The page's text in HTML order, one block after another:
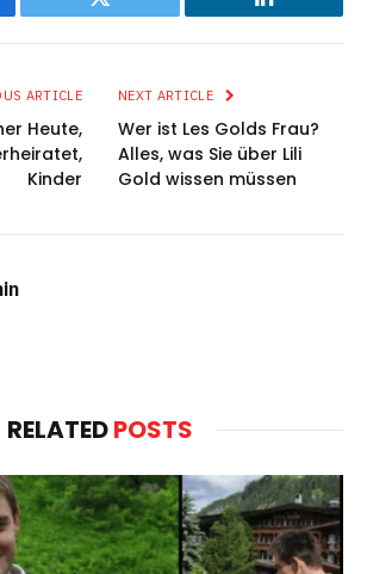
Twitter LinkedIn
ARTICLE
Heute,
Kinder
NEXT ARTICLE
Wer ist Les Golds Frau?
Alles, was Sie über Lili
Gold wissen müssen
RELATEDPOSTS